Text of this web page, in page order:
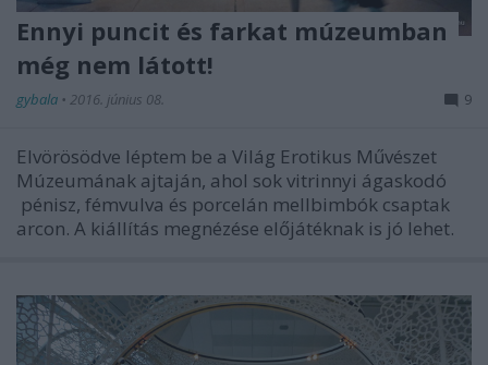
Ennyi puncit és farkat múzeumban
még nem látott!
gybala • 2016. június 08. 9
Elvörösödve léptem be a Világ Erotikus Művészet
Múzeumának ajtaján, ahol sok vitrinnyi ágaskodó
pénisz, fémvulva és porcelán mellbimbók csaptak
arcon. A kiállítás megnézése előjátéknak is jó lehet.